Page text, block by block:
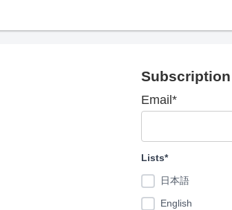
Subscription
Email*
Lists*
日本語
English